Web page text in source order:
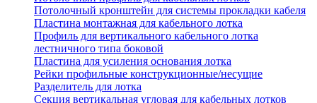
Потолочный кронштейн для системы прокладки кабеля
Пластина монтажная для кабельного лотка
Профиль для вертикального кабельного лотка
лестничного типа боковой
Пластина для усиления основания лотка
Рейки профильные конструкционные/несущие
Разделитель для лотка
Секция вертикальная угловая для кабельных лотков